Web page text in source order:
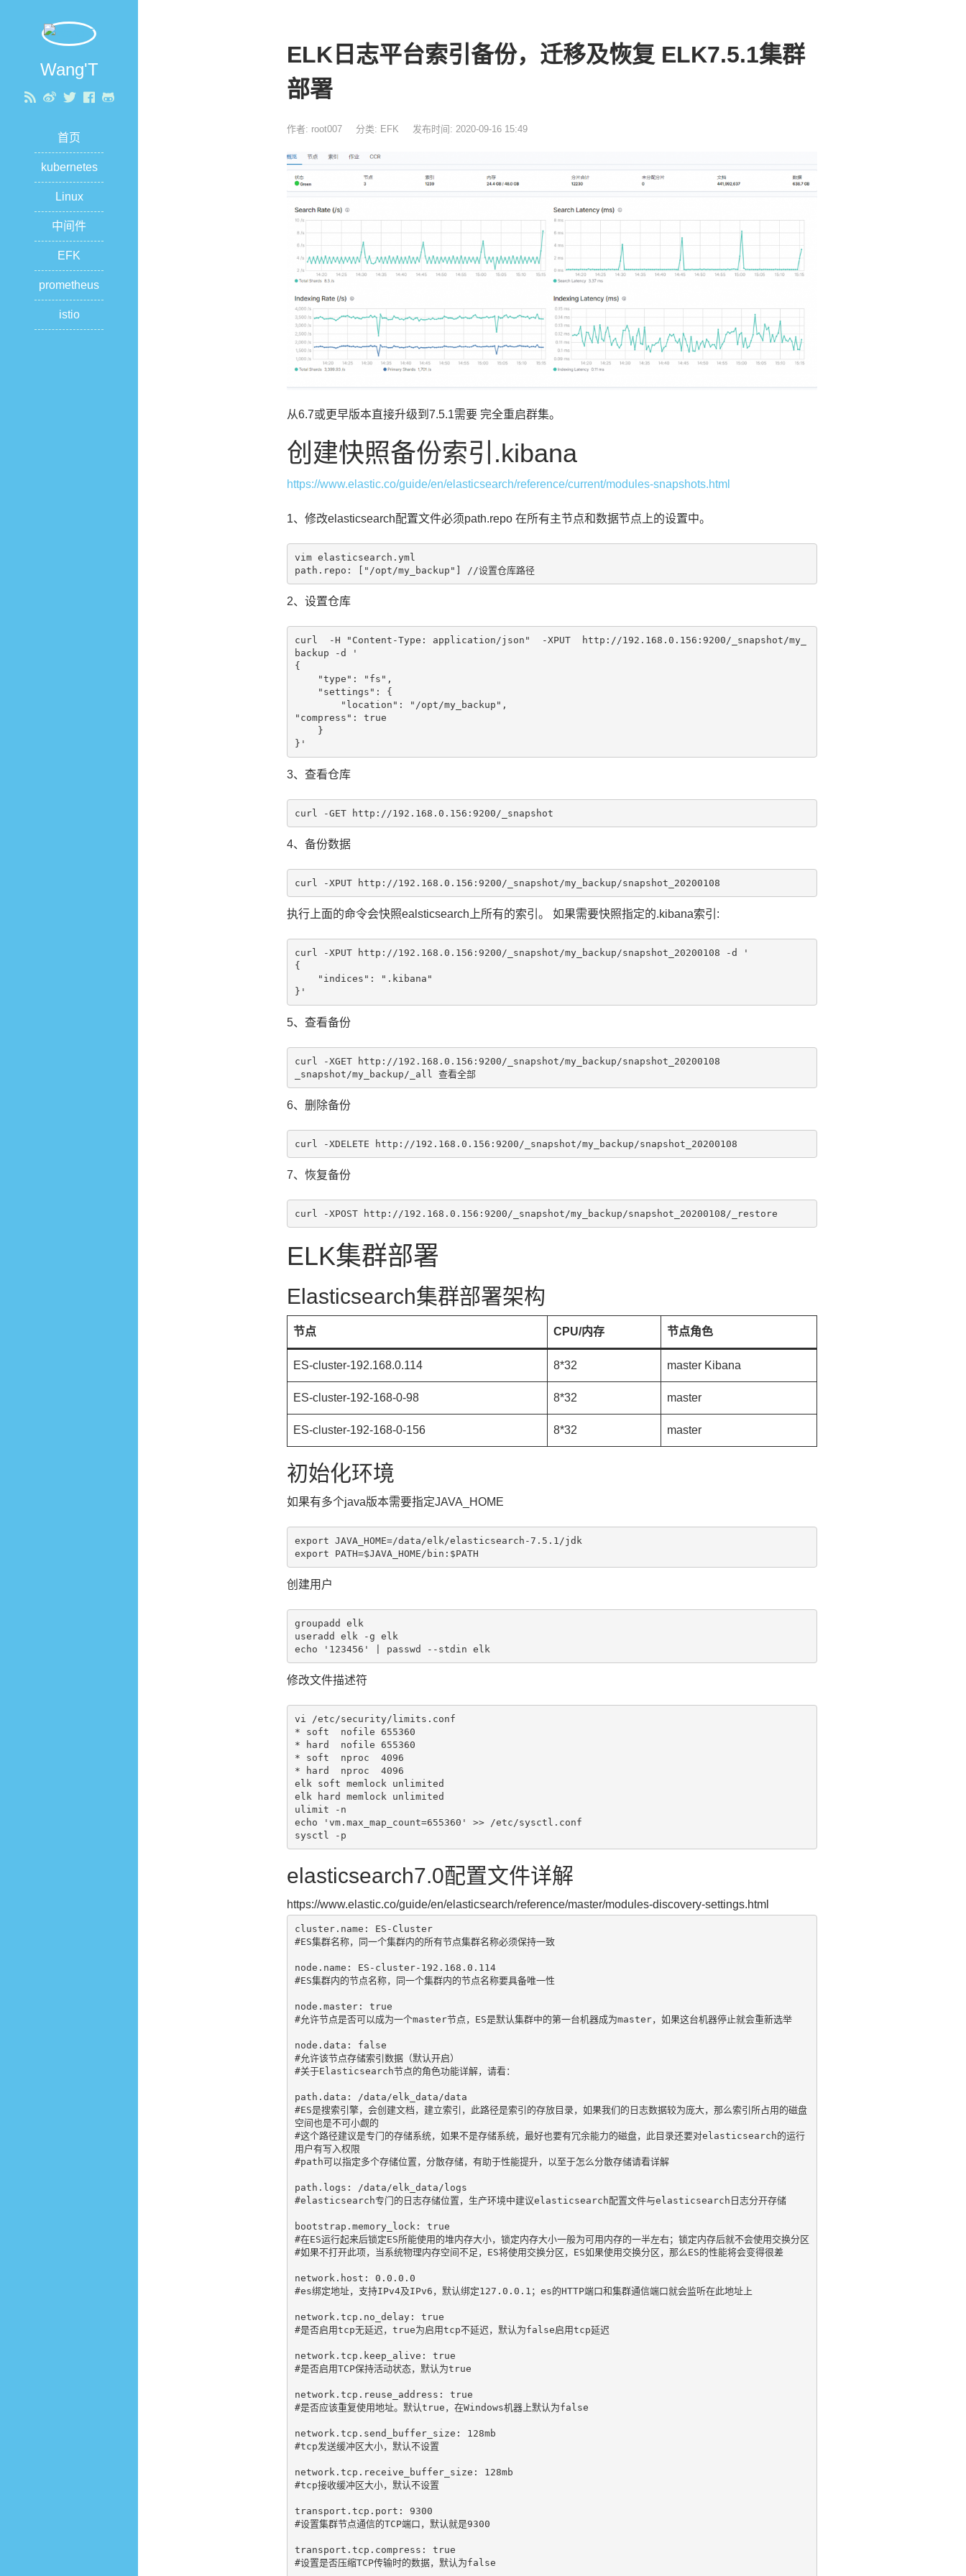
Wang'T
首页
kubernetes
Linux
中间件
EFK
prometheus
istio
ELK日志平台索引备份，迁移及恢复 ELK7.5.1集群
部署
作者: root007 分类: EFK 发布时间: 2020-09-16 15:49
从6.7或更早版本直接升级到7.5.1需要 完全重启群集。
创建快照备份索引.kibana
https://www.elastic.co/guide/en/elasticsearch/reference/current/modules-snapshots.html
1、修改elasticsearch配置文件必须path.repo 在所有主节点和数据节点上的设置中。
vim elasticsearch.yml
path.repo: ["/opt/my_backup"] //设置仓库路径
2、设置仓库
curl  -H "Content-Type: application/json"  -XPUT  http://192.168.0.156:9200/_snapshot/my_
backup -d '
{
"compress": true
3、查看仓库
4、备份数据
执行上面的命令会快照ealsticsearch上所有的索引。 如果需要快照指定的.kibana索引:
curl -XPUT http://192.168.0.156:9200/_snapshot/my_backup/snapshot_20200108 -d '
{
5、查看备份
curl -XGET http://192.168.0.156:9200/_snapshot/my_backup/snapshot_20200108
_snapshot/my_backup/_all 查看全部
6、删除备份
7、恢复备份
ELK集群部署
Elasticsearch集群部署架构
节点 CPU/内存 节点角色
ES-cluster-192.168.0.114 8*32 master Kibana
ES-cluster-192-168-0-98 8*32 master
ES-cluster-192-168-0-156 8*32 master
初始化环境
如果有多个java版本需要指定JAVA_HOME
export JAVA_HOME=/data/elk/elasticsearch-7.5.1/jdk
创建用户
groupadd elk
useradd elk -g elk
修改文件描述符
vi /etc/security/limits.conf
* soft  nofile 655360
* hard  nofile 655360
* soft  nproc  4096
* hard  nproc  4096
elk soft memlock unlimited
elk hard memlock unlimited
ulimit -n
echo 'vm.max_map_count=655360' >> /etc/sysctl.conf
elasticsearch7.0配置文件详解
https://www.elastic.co/guide/en/elasticsearch/reference/master/modules-discovery-settings.html
cluster.name: ES-Cluster
#ES集群名称，同一个集群内的所有节点集群名称必须保持一致
node.name: ES-cluster-192.168.0.114
#ES集群内的节点名称，同一个集群内的节点名称要具备唯一性
node.master: true
#允许节点是否可以成为一个master节点，ES是默认集群中的第一台机器成为master，如果这台机器停止就会重新选举
node.data: false
#允许该节点存储索引数据（默认开启）
#关于Elasticsearch节点的角色功能详解，请看：
path.data: /data/elk_data/data
#ES是搜索引擎，会创建文档，建立索引，此路径是索引的存放目录，如果我们的日志数据较为庞大，那么索引所占用的磁盘
空间也是不可小觑的
#这个路径建议是专门的存储系统，如果不是存储系统，最好也要有冗余能力的磁盘，此目录还要对elasticsearch的运行
用户有写入权限
#path可以指定多个存储位置，分散存储，有助于性能提升，以至于怎么分散存储请看详解
path.logs: /data/elk_data/logs
#elasticsearch专门的日志存储位置，生产环境中建议elasticsearch配置文件与elasticsearch日志分开存储
bootstrap.memory_lock: true
#在ES运行起来后锁定ES所能使用的堆内存大小，锁定内存大小一般为可用内存的一半左右；锁定内存后就不会使用交换分区
#如果不打开此项，当系统物理内存空间不足，ES将使用交换分区，ES如果使用交换分区，那么ES的性能将会变得很差
network.host: 0.0.0.0
#es绑定地址，支持IPv4及IPv6，默认绑定127.0.0.1；es的HTTP端口和集群通信端口就会监听在此地址上
network.tcp.no_delay: true
#是否启用tcp无延迟，true为启用tcp不延迟，默认为false启用tcp延迟
network.tcp.keep_alive: true
#是否启用TCP保持活动状态，默认为true
network.tcp.reuse_address: true
#是否应该重复使用地址。默认true，在Windows机器上默认为false
network.tcp.send_buffer_size: 128mb
#tcp发送缓冲区大小，默认不设置
network.tcp.receive_buffer_size: 128mb
#tcp接收缓冲区大小，默认不设置
transport.tcp.port: 9300
#设置集群节点通信的TCP端口，默认就是9300
transport.tcp.compress: true
#设置是否压缩TCP传输时的数据，默认为false